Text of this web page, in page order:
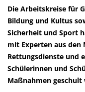
Die Arbeitskreise für
Bildung und Kultus
Sicherheit und Sport
mit Experten aus
Rettungsdienste und
Schülerinnen und
Maßnahmen